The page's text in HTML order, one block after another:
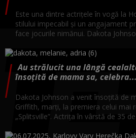
Este una dintre actrițele în vogă la
stilului impecabil și un angajament
face jocurile nimănui. Dakota
Au strălucit una lângă
însoțită de mama sa, celebra...
Dakota Johnson a venit însoțită de
Griffith, marți, la premiera celui mai
„Splitsville”. Actrița în vârstă de 35